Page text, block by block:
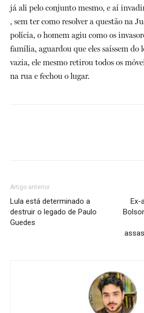
já ali pelo conjunto mesmo, e aí
, sem ter como resolver a questão na
polícia, o homem agiu como os
família, aguardou que eles saíssem do
vazia, ele mesmo retirou todos os
na rua e fechou o lugar.
Artigo anterior
Lula está determinado a
destruir o legado de Paulo
Guedes
Ex-